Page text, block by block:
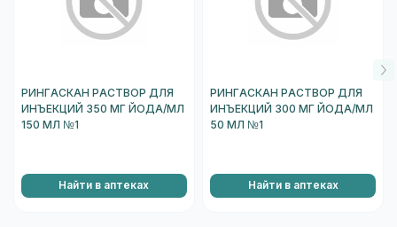
РИНГАСКАН РАСТВОР ДЛЯ
ИНЪЕКЦИЙ 350 МГ ЙОДА/МЛ
150 МЛ №1
Найти в аптеках
РИНГАСКАН РАСТВОР ДЛЯ
ИНЪЕКЦИЙ 300 МГ ЙОДА/МЛ
50 МЛ №1
Найти в аптеках